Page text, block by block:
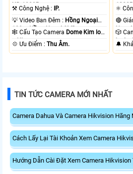
HD 1080P .
⚒ Công Nghệ : IP.
💡 Video Ban Đêm : Hồng Ngoại
100m Hồng Ngoại SMD.
🕸️ Cấu Tạo Camera Dome Kim loại
+ Nhựa.
️💠 Ưu Điểm :Thu Âm.
1080P .
🎲
loại +
TIN TỨC CAMERA MỚI NHẤT
Camera Dahua Và Camera Hikvision Hãng
Cách Lấy Lại Tài Khoản Xem Camera
Hướng Dẫn Cài Đặt Xem Camera Hikvision